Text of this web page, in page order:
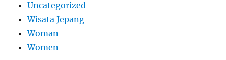
Uncategorized
Wisata Jepang
Woman
Women